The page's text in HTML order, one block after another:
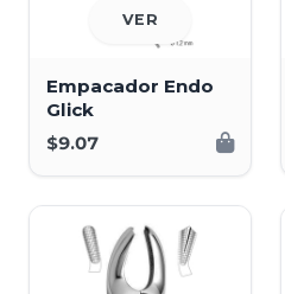
VER
Empacador Endo
Glick
$9.07